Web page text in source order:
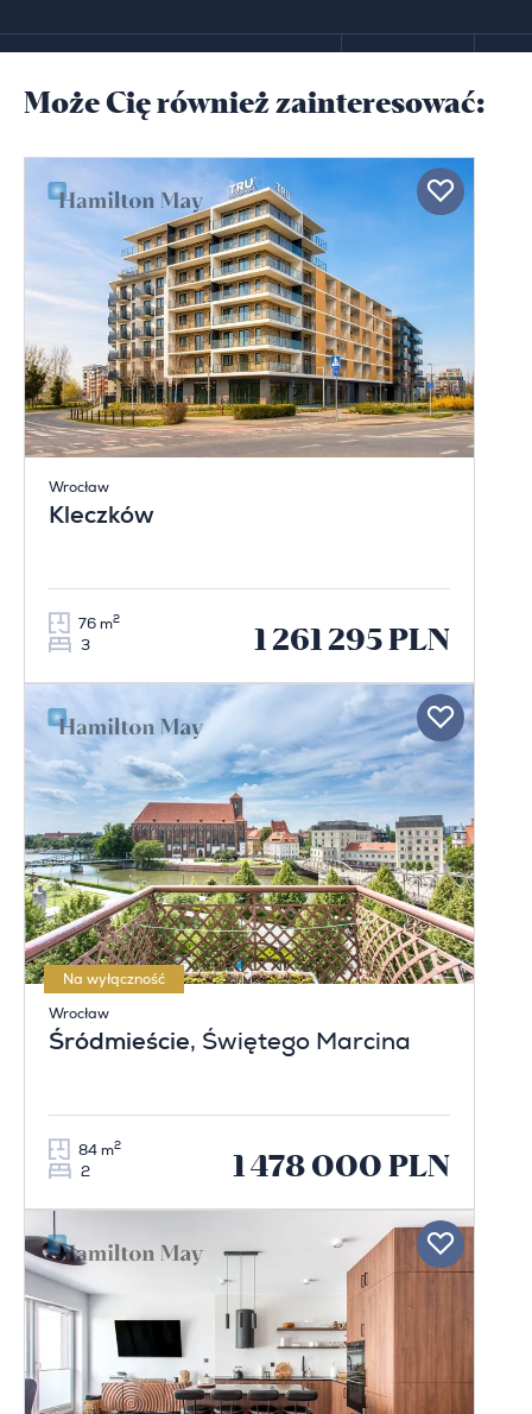
Może Cię również zainteresować:
Wrocław
Kleczków
76 m2
3 1 261 295 PLN
Na wyłączność
Wrocław
Śródmieście, Świętego Marcina
84 m2
2 1 478 000 PLN